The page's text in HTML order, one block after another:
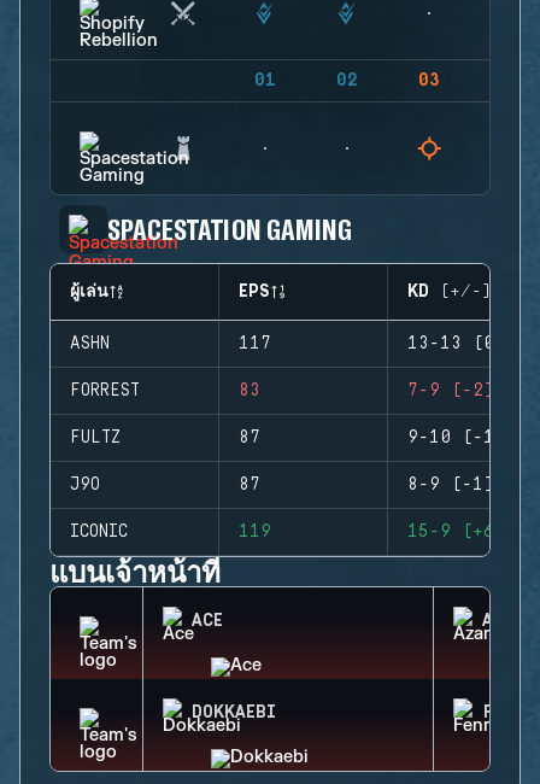
01 02 03
SPACESTATION GAMING
ผู้เล่น EPS KD (+/-)
ASHN 117 13-13 (0)
FORREST 83 7-9 (-2)
FULTZ 87 9-10 (-1)
J9O 87 8-9 (-1)
ICONIC 119 15-9 (+6)
แบนเจ้าหน้าที่
ACE AZAMI
DOKKAEBI